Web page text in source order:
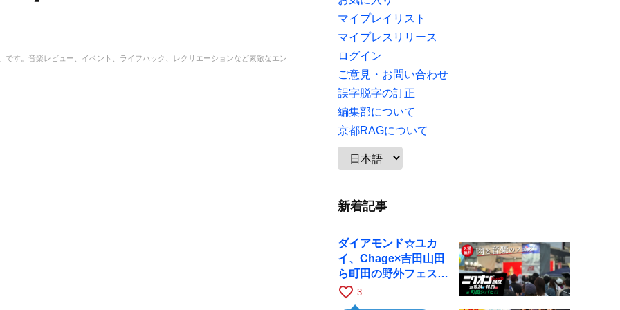
す。音楽レビュー、イベント、ライフハック、レクリエーションなど素敵なエン
マイプレイリスト
マイプレスリリース
ログイン
ご意見・お問い合わせ
誤字脱字の訂正
編集部について
京都RAGについて
新着記事
ダイアモンド☆ユカ
イ、Chage×吉田山田
ら町田の野外フェスに
出演
favorite_border 3